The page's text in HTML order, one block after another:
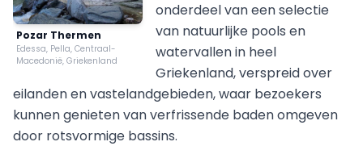
Pozar Thermen
Edessa, Pella, Centraal-
Macedonië, Griekenland
onderdeel van een selectie
van natuurlijke pools en
watervallen in heel
Griekenland, verspreid over
eilanden en vastelandgebieden, waar bezoekers
kunnen genieten van verfrissende baden omgeven
door rotsvormige bassins.